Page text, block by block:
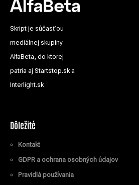
Skript je súčasťou
mediálnej skupiny
AlfaBeta, do ktorej
patria aj Startstop.sk a
Interlight.sk
Dôležité
Kontakt
GDPR a ochrana osobných údajov
Pravidlá používania